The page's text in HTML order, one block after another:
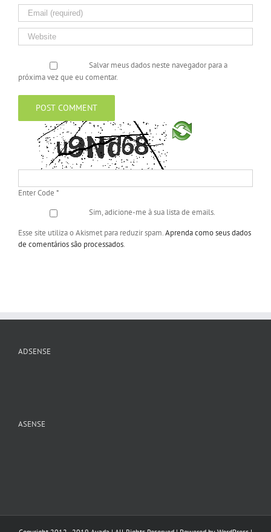
Salvar meus dados neste navegador para a
próxima vez que eu comentar.
Enter Code *
Sim, adicione-me à sua lista de emails.
Esse site utiliza o Akismet para reduzir spam.Aprenda como seus dados
de comentários são processados.
ADSENSE
ASENSE